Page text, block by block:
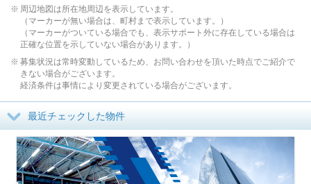
周辺地図は所在地周辺を表示しています。
（マーカーが無い場合は、町村まで表示しています。）
（マーカーがついている場合でも、表示サポート外に存在している場合は
正確な位置を示していない場合があります。）
募集状況は常時変動しているため、お問い合わせを頂いた時点でご紹介で
きない場合がございます。
経済条件は事情により変更されている場合がございます。
最近チェックした物件